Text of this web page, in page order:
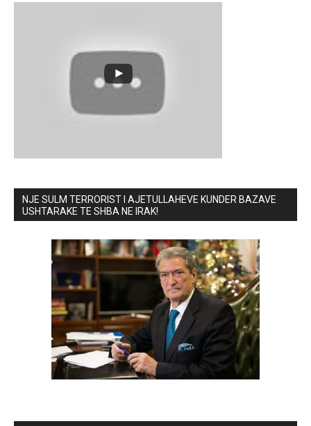
NJE SULM TERRORIST I AJETULLAHEVE KUNDER BAZAVE
USHTARAKE TE SHBA NE IRAK!